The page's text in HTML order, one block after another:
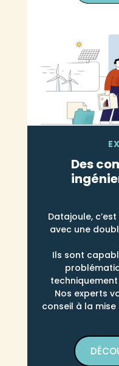
Des
Datajoule,
avec une
Ils sont
Nos experts
conseil à la